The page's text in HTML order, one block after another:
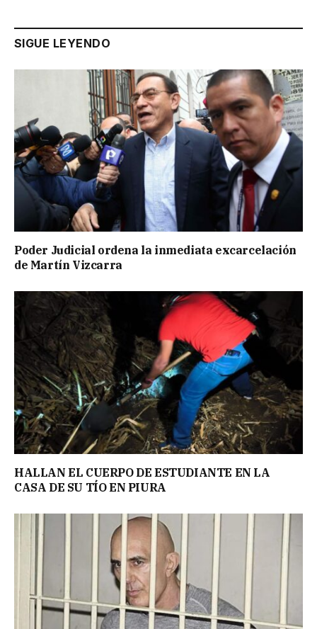
SIGUE LEYENDO
Poder Judicial ordena la inmediata excarcelación
de Martín Vizcarra
HALLAN EL CUERPO DE ESTUDIANTE EN LA
CASA DE SU TÍO EN PIURA